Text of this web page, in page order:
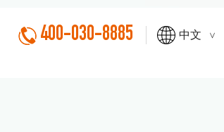
中文 >
400-030-8885